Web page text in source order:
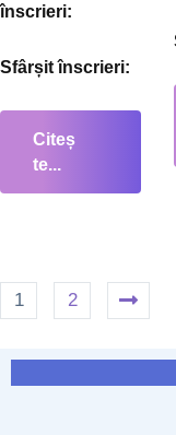
înscrieri:
Sfârșit înscrieri:
Citeș
te...
1 2